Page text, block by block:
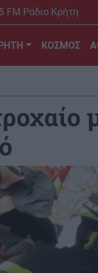
FM Ράδιο Κρήτη
ΚΟΣΜΟΣ